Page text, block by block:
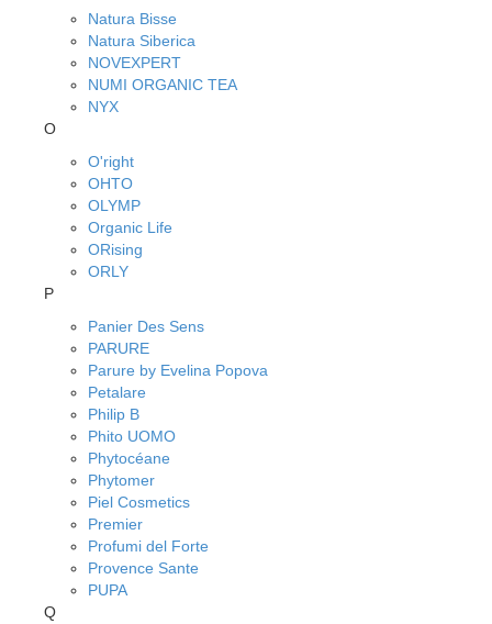
Natura Bisse
Natura Siberica
NOVEXPERT
NUMI ORGANIC TEA
NYX
O
O'right
OHTO
OLYMP
Organic Life
ORising
ORLY
P
Panier Des Sens
PARURE
Parure by Evelina Popova
Petalare
Philip B
Phito UOMO
Phytocéane
Phytomer
Piel Cosmetics
Premier
Profumi del Forte
Provence Sante
PUPA
Q